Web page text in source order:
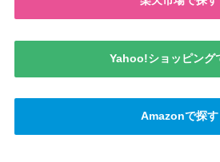
Yahoo!ショッピング
Amazonで探す